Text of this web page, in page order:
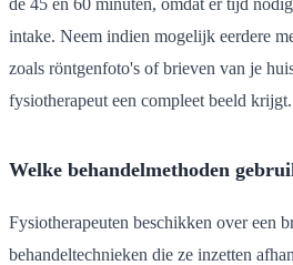
intake. Neem indien mogelijk eerdere
zoals röntgenfoto's of brieven van je
fysiotherapeut een compleet beeld krijgt.
Welke behandelmethoden
Fysiotherapeuten beschikken over een
behandeltechnieken die ze inzetten